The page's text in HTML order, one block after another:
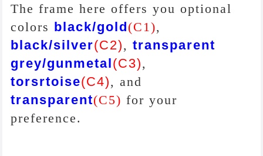
The frame here offers youoptional
colors black/gold(C1),
black/silver(C2), transparent
grey/gunmetal(C3),
torsrtoise(C4),and
transparent(C5) for your
preference.